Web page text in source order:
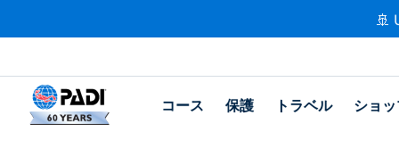
🚢
コース 保護 トラベル ショ